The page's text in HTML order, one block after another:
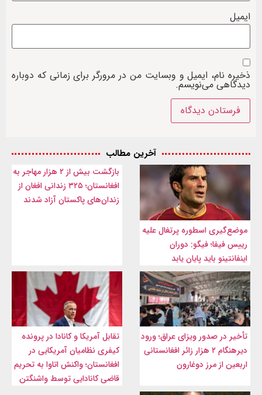
ایمیل
ذخیره نام، ایمیل و وبسایت من در مرورگر برای زمانی که دوباره
دیدگاهی می‌نویسم.
آخرین مطالب
موضع‌گیری اسطوره پرتغال علیه
رییس فیفا؛ فیگو: دوران
اینفانتینو باید پایان یابد
بازگشت بیش از ۲ هزار مهاجر به
افغانستان؛ ۳۲۵ زندانی افغان از
زندان‌های پاکستان آزاد شدند
تأخیر در صدور ویزای عراق؛ ورود
دیرهنگام ۲ هزار زائر افغانستانی
اربعین از مرز دوغارون
تقابل آمریکا و کانادا در پرونده
کیفری نظامیان آمریکایی در
افغانستان؛ واکنش اتاوا به تحریم
قاضی کانادایی توسط واشنگتن